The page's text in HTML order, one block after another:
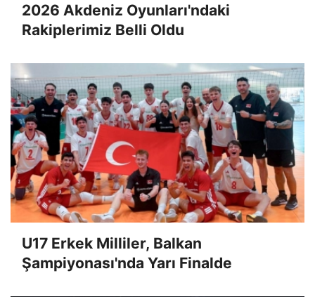
2026 Akdeniz Oyunları'ndaki
Rakiplerimiz Belli Oldu
U17 Erkek Milliler, Balkan
Şampiyonası'nda Yarı Finalde